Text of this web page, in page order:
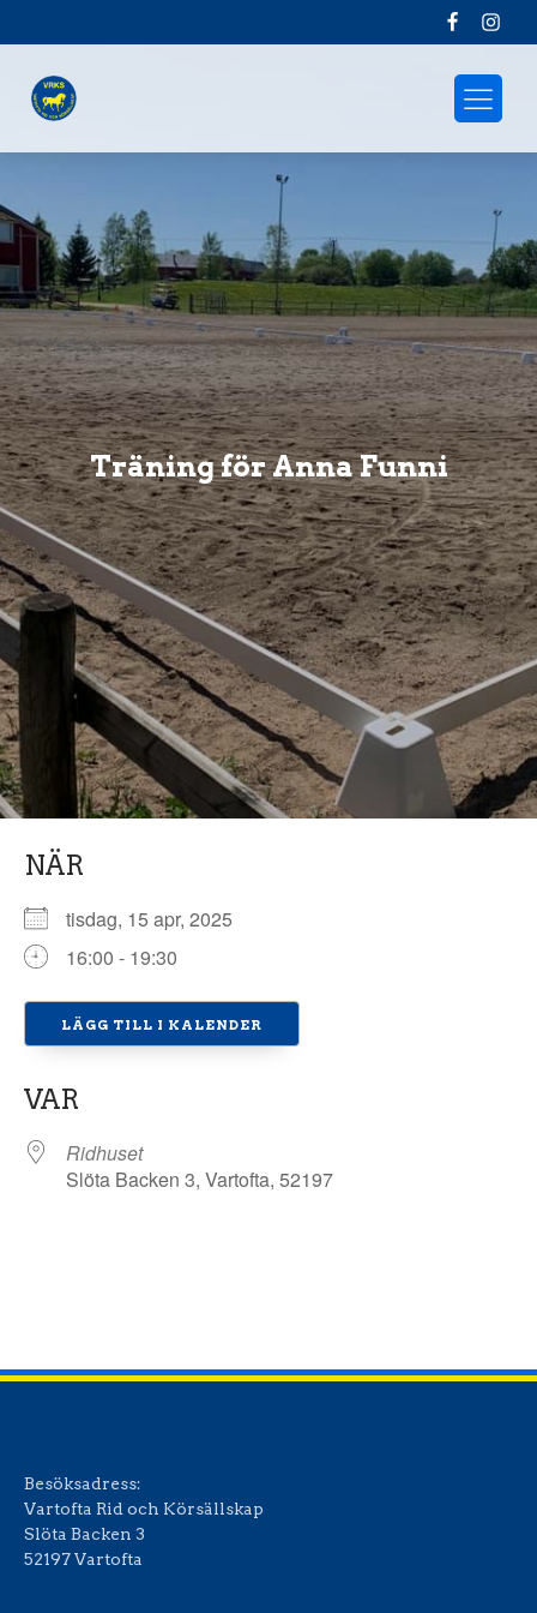
Träning för Anna Funni
NÄR
tisdag, 15 apr, 2025
16:00 - 19:30
LÄGG TILL I KALENDER
VAR
Ridhuset
Slöta Backen 3, Vartofta, 52197
Besöksadress:
Vartofta Rid och Körsällskap
Slöta Backen 3
52197 Vartofta